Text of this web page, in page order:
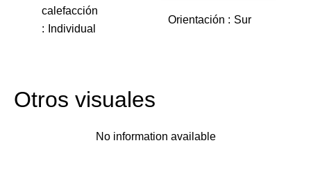
calefacción
Individual
Orientación Sur
Otros visuales
No information available